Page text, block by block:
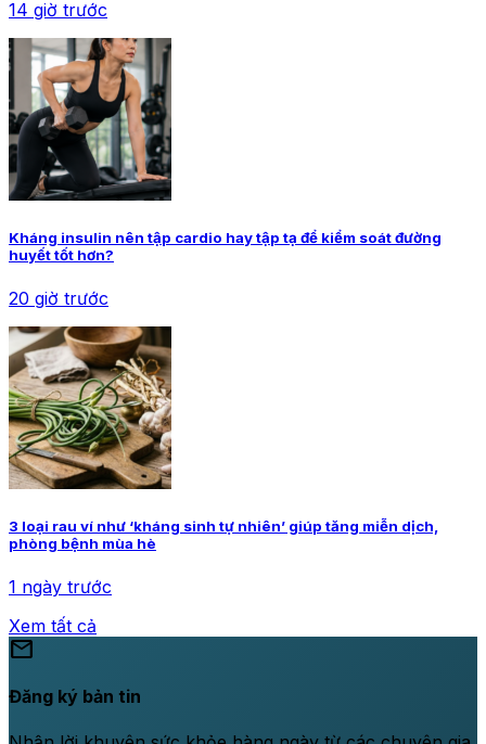
14 giờ trước
Kháng insulin nên tập cardio hay tập tạ để kiểm soát đường
huyết tốt hơn?
20 giờ trước
3 loại rau ví như ‘kháng sinh tự nhiên’ giúp tăng miễn dịch,
phòng bệnh mùa hè
1 ngày trước
Xem tất cả
mail
Đăng ký bản tin